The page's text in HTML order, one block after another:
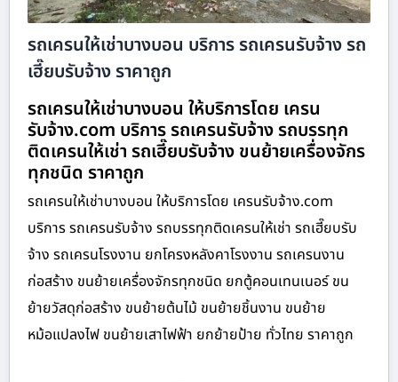
รถเครนให้เช่าบางบอน บริการ รถเครนรับจ้าง รถ
เฮี๊ยบรับจ้าง ราคาถูก
รถเครนให้เช่าบางบอน ให้บริการโดย เครน
รับจ้าง.com บริการ รถเครนรับจ้าง รถบรรทุก
ติดเครนให้เช่า รถเฮี๊ยบรับจ้าง ขนย้ายเครื่องจักร
ทุกชนิด ราคาถูก
รถเครนให้เช่าบางบอน ให้บริการโดย เครนรับจ้าง.com
บริการ รถเครนรับจ้าง รถบรรทุกติดเครนให้เช่า รถเฮี๊ยบรับ
จ้าง รถเครนโรงงาน ยกโครงหลังคาโรงงาน รถเครนงาน
ก่อสร้าง ขนย้ายเครื่องจักรทุกชนิด ยกตู้คอนเทนเนอร์ ขน
ย้ายวัสดุก่อสร้าง ขนย้ายต้นไม้ ขนย้ายชิ้นงาน ขนย้าย
หม้อแปลงไฟ ขนย้ายเสาไฟฟ้า ยกย้ายป้าย ทั่วไทย ราคาถูก